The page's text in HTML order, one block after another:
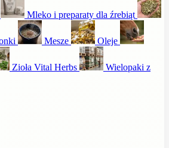
Mleko i preparaty dla źrebiąt
Mesze Oleje
Zioła Vital Herbs
Wielopaki z